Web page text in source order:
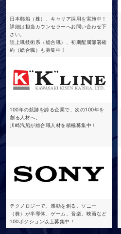
日本郵船（株）、キャリア採用を実施中！
詳細は担当カウンセラーへお問い合わせ下
さい。
陸上職技術系（総合職）、初期配属部署確
約（総合職）も募集中！
100年の航跡を誇る企業で、次の100年を
創る人材へ。
川崎汽船が総合職人材を積極募集中！
テクノロジーで、感動を創る。ソニー
（株）が半導体、ゲーム、音楽、映画など
100ポジション以上募集中！